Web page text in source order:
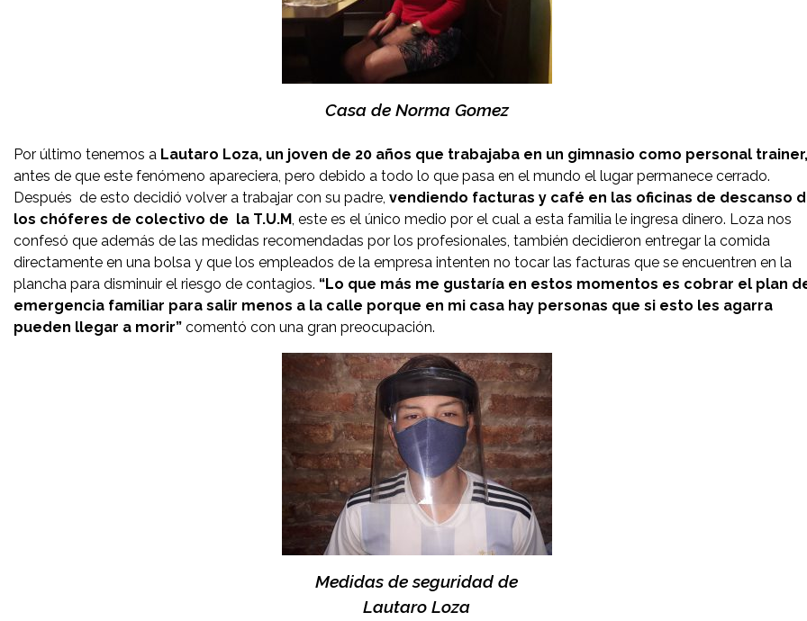
Casa de Norma Gomez
Por último tenemos a Lautaro Loza, un joven de 20 años que trabajaba en un gimnasio como personal trainer,
antes de que este fenómeno apareciera, pero debido a todo lo que pasa en el mundo el lugar permanece cerrado.
Después de esto decidió volver a trabajar con su padre, vendiendo facturas y café en las oficinas de descanso
los chóferes de colectivo de la T.U.M, este es el único medio por el cual a esta familia le ingresa dinero. Loza nos
confesó que además de las medidas recomendadas por los profesionales, también decidieron entregar la comida
directamente en una bolsa y que los empleados de la empresa intenten no tocar las facturas que se encuentren en la
plancha para disminuir el riesgo de contagios. “Lo que más me gustaría en estos momentos es cobrar el plan
emergencia familiar para salir menos a la calle porque en mi casa hay personas que si esto les agarra
pueden llegar a morir” comentó con una gran preocupación.
Medidas de seguridad de
Lautaro Loza